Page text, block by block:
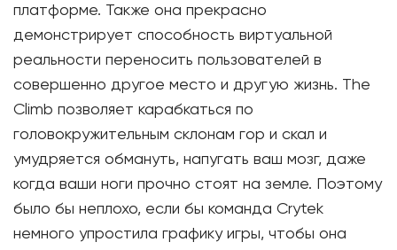
платформе. Также она прекрасно
демонстрирует способность виртуальной
реальности переносить пользователей в
совершенно другое место и другую жизнь. The
Climb позволяет карабкаться по
головокружительным склонам гор и скал и
умудряется обмануть, напугать ваш мозг, даже
когда ваши ноги прочно стоят на земле. Поэтому
было бы неплохо, если бы команда Crytek
немного упростила графику игры, чтобы она